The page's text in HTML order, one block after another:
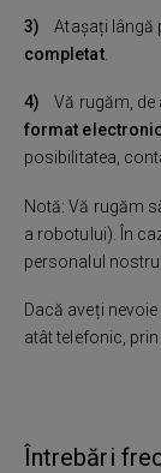
3) Atașați lângă
completat.
4) Vă rugăm,
format
posibilitatea,
Notă: Vă rugăm
a robotului). În
personalul nostru
Dacă aveți
atât telefonic,
Întrebări